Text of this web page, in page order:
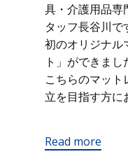
具・介護用品専
タッフ長谷川
初のオリジナル
ト」ができま
こちらのマッ
立を目指す方に
Read more